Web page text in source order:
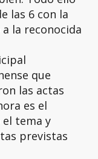
las 6 con la
la reconocida
que
las actas
es el
tema y
previstas